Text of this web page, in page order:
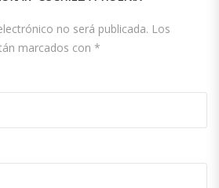
no será publicada. Los
marcados con *